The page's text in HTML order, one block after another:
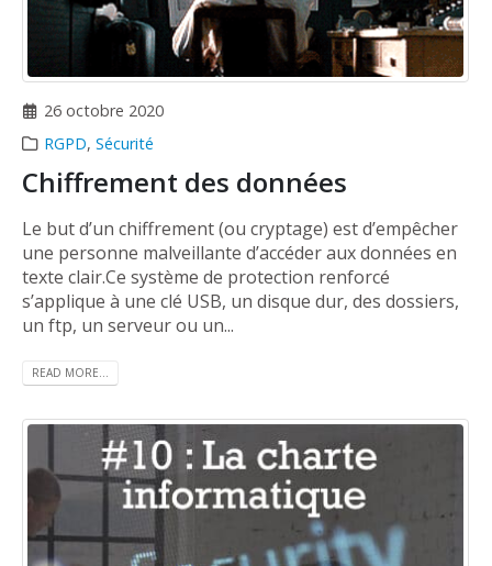
26 octobre 2020
RGPD,Sécurité
Chiffrement des données
Le but d’un chiffrement (ou cryptage) est d’empêcher
une personne malveillante d’accéder aux données en
texte clair.Ce système de protection renforcé
s’applique à une clé USB, un disque dur, des dossiers,
un ftp, un serveur ou un...
READ MORE...